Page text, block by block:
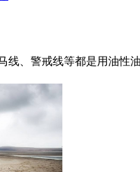
线、警戒线等都是用油性